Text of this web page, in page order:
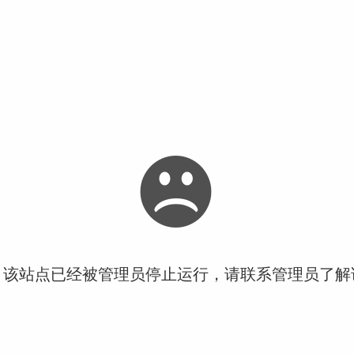
站点已经被管理员停止运行，请联系管理员了